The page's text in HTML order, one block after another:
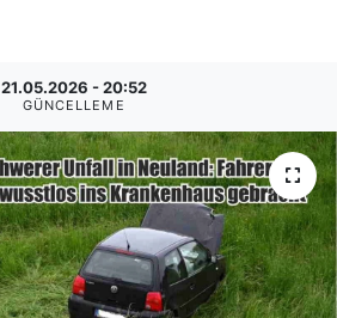
21.05.2026 - 20:52
GÜNCELLEME